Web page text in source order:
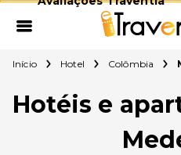
Início Hotel Colômbia
Hotéis e